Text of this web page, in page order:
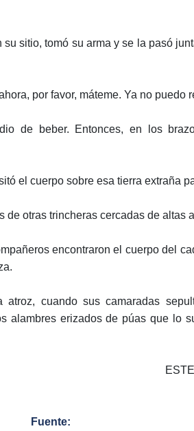
sitio, tomó su arma y se la pasó
por favor, máteme. Ya no puedo
de beber. Entonces, en los
el cuerpo sobre esa tierra extraña
otras trincheras cercadas de altas
encontraron el cuerpo del
cuando sus camaradas
alambres erizados de púas que lo
Fuente: